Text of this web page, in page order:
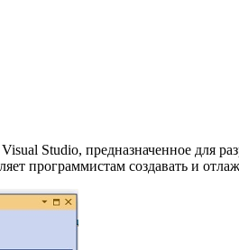
Studio, предназначенное для
программистам создавать и